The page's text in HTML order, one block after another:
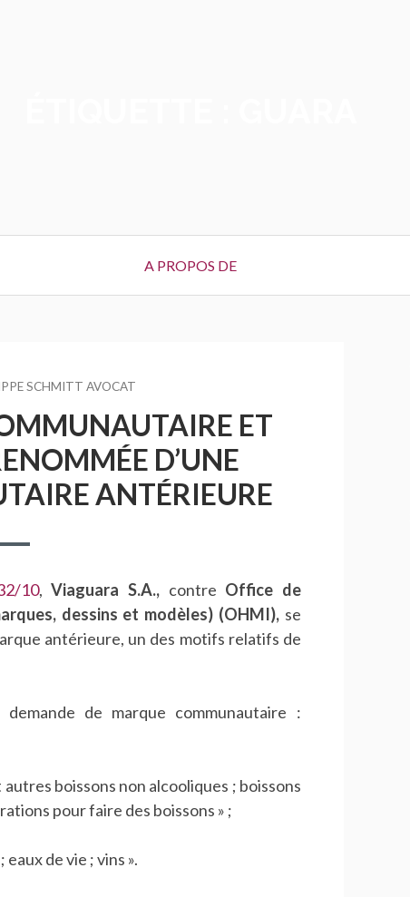
A PROPOS DE
SCHMITT AVOCAT
ET
D’UNE
ANTÉRIEURE
10,Viaguara S.A.,contre Office de
dessins et modèles) (OHMI), se
antérieure, un des motifs relatifs de
de marque communautaire :
boissons non alcooliques ; boissons
pour faire des boissons » ;
de vie ; vins ».